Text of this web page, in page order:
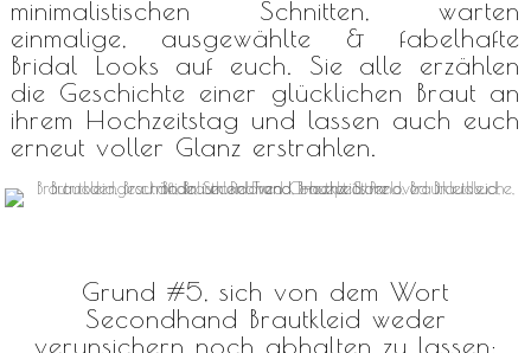
minimalistischen Schnitten, warten
einmalige, ausgewählte & fabelhafte
Bridal Looks auf euch. Sie alle erzählen
die Geschichte einer glücklichen Braut an
ihrem Hochzeitstag und lassen auch euch
erneut voller Glanz erstrahlen.
Grund #5, sich von dem Wort
Secondhand Brautkleid weder
verunsichern noch abhalten zu lassen: